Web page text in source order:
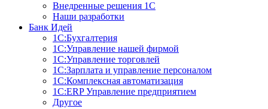
Внедренные решения 1С
Наши разработки
Банк Идей
1С:Бухгалтерия
1С:Управление нашей фирмой
1С:Управление торговлей
1С:Зарплата и управление персоналом
1С:Комплексная автоматизация
1С:ERP Управление предприятием
Другое